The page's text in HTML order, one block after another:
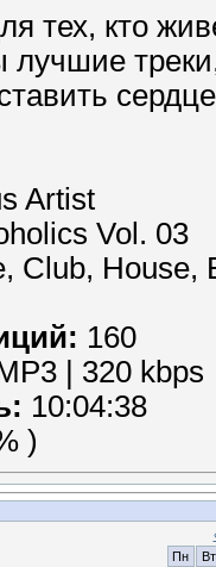
тех, кто
лучшие
Artist
Vol. 03
Club, House,
160
| 320 kbps
10:04:38
)
Пн
Вт